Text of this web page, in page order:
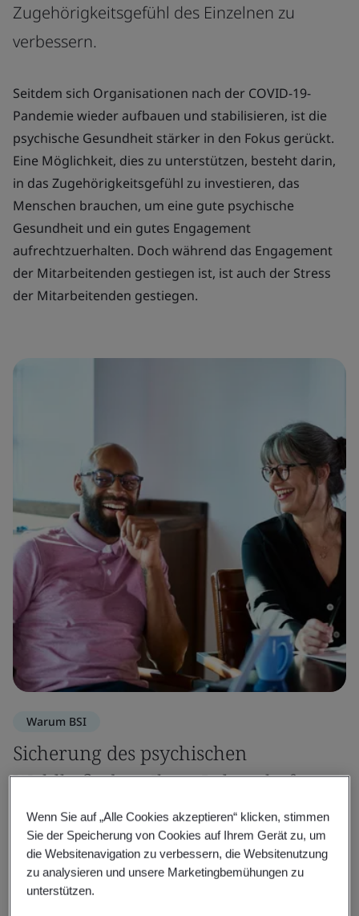
Zugehörigkeitsgefühl des Einzelnen zu
verbessern.
Seitdem sich Organisationen nach der COVID-19-
Pandemie wieder aufbauen und stabilisieren, ist die
psychische Gesundheit stärker in den Fokus gerückt.
Eine Möglichkeit, dies zu unterstützen, besteht darin,
in das Zugehörigkeitsgefühl zu investieren, das
Menschen brauchen, um eine gute psychische
Gesundheit und ein gutes Engagement
aufrechtzuerhalten. Doch während das Engagement
der Mitarbeitenden gestiegen ist, ist auch der Stress
der Mitarbeitenden gestiegen.
Warum BSI
Sicherung des psychischen
Wohlbefindens Ihrer Belegschaft
Wir arbeiten mit Ihnen zusammen, um die
psychologischen Bedürfnisse Ihrer Mitarbeiter zu
erfüllen.
Proaktive Risikomanagementprozesse ermöglichen es
Wenn Sie auf „Alle Cookies akzeptieren“ klicken, stimmen
Sie der Speicherung von Cookies auf Ihrem Gerät zu, um
die Websitenavigation zu verbessern, die Websitenutzung
zu analysieren und unsere Marketingbemühungen zu
unterstützen.